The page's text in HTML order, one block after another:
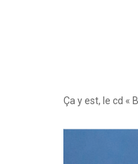
Ça y est, le cd «